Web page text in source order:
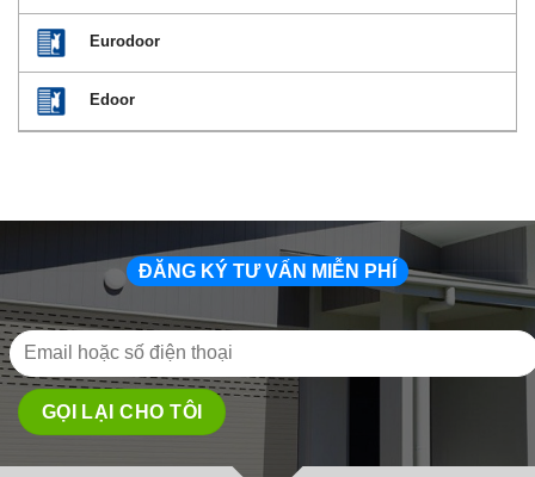
Eurodoor
Edoor
ĐĂNG KÝ TƯ VẤN MIỄN PHÍ